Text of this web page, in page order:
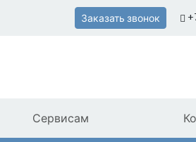
Заказать звонок
Сервисам